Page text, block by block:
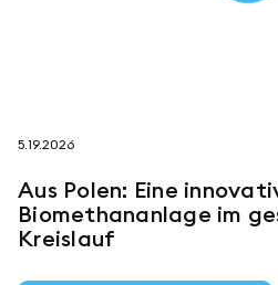
folgen sie uns auf
5.19.2026
Aus Polen: Eine
Biomethananlage im
Kreislauf